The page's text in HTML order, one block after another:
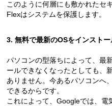
このように何層にも敷かれたセ
Flexはシステムを保護します。
3. 無料で最新のOSをインストー
パソコンの型落ちによって、最
ールできなくなったとしても、
ありません。今あるパソコンへ
できるからです。
これによって、Googleでは、電